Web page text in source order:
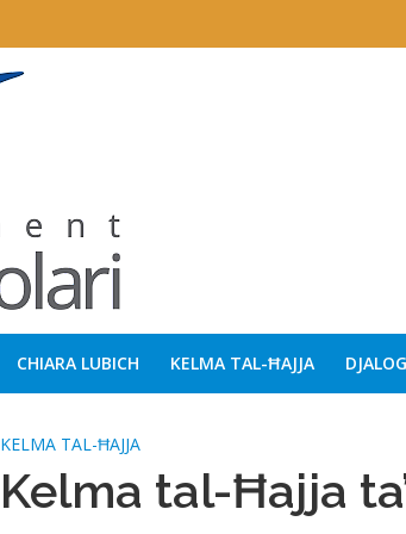
CHIARA LUBICH KELMA TAL-ĦAJJA
KELMA TAL-ĦAJJA
Kelma tal-Ħajja